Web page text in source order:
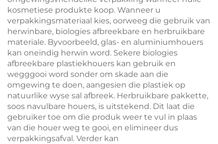
kosmetiese produkte koop. Wanneer u
verpakkingsmateriaal kies, oorweeg die gebruik van
herwinbare, biologies afbreekbare en herbruikbare
materiale. Byvoorbeeld, glas- en aluminiumhouers
kan oneindig herwin word. Sekere biologies
afbreekbare plastiekhouers kan gebruik en
wegggooi word sonder om skade aan die
omgewing te doen, aangesien die plastiek op
natuurlike wyse sal afbreek. Herbruikbare pakkette,
soos navulbare houers, is uitstekend. Dit laat die
gebruiker toe om die produk weer te vul in plaas
van die houer weg te gooi, en elimineer dus
verpakkingsafval. Verder kan